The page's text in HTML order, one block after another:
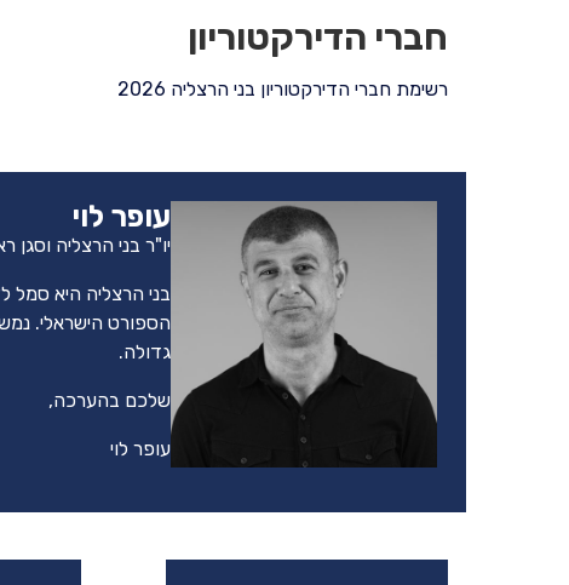
חברי הדירקטוריון
רשימת חברי הדירקטוריון בני הרצליה 2026
עופר לוי
יו"ר בני הרצליה וסגן
בני הרצליה היא
הספורט הישראלי.
גדולה.
שלכם בהערכה,
עופר לוי